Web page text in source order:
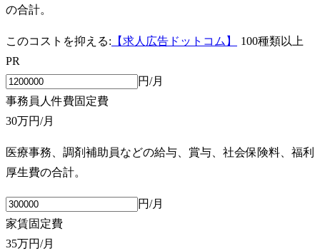
の合計。
このコストを抑える: 【求人広告ドットコム】
100種類以上
PR
円/月
事務員人件費固定費
30万円/月
医療事務、調剤補助員などの給与、賞与、社会保険料、福利
厚生費の合計。
円/月
家賃固定費
35万円/月